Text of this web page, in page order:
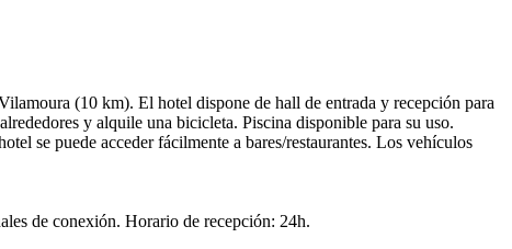
(10 km). El hotel dispone de hall de entrada y recepción para
y alquile una bicicleta. Piscina disponible para su uso.
se puede acceder fácilmente a bares/restaurantes. Los vehículos
de conexión. Horario de recepción: 24h.